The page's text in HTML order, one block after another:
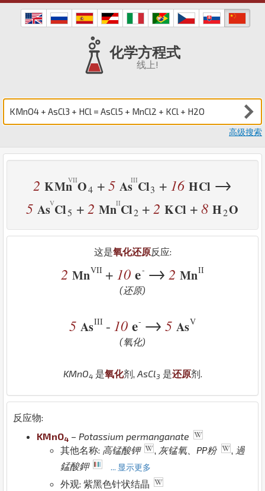
化学方程式
线上!
高级搜索
2 KMn O4 +5 As Cl3 + 16 HCl →
5 As Cl5 + 2 Mn Cl2 + 2 KCl +8 H2O
这是氧化还原反应:
2 MnVII + 10 e- → 2 MnII
(还原)
5 AsIII - 10 e- → 5 AsV
(氧化)
KMnO4 是氧化剂, AsCl3 是还原剂.
反应物:
KMnO4 – Potassium permanganate
其他名称: 高锰酸钾 灰锰氧、PP粉
過
錳酸鉀
... 显示更多
外观: 紫黑色针状结晶